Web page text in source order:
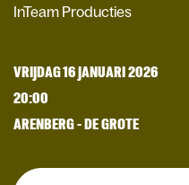
InTeam Producties
VRIJDAG 16 JANUARI 2026
20:00
ARENBERG - DE GROTE